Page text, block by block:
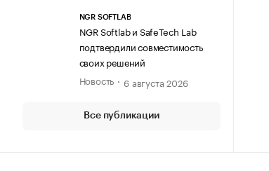
NGR SOFTLAB
NGR Softlab и SafeTech Lab
подтвердили совместимость
своих решений
Новость
6 августа 2026
Все публикации